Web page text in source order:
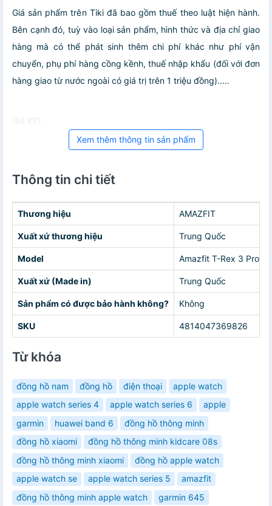
Giá sản phẩm trên Tiki đã bao gồm thuế theo luật hiện hành.
Bên cạnh đó, tuỳ vào loại sản phẩm, hình thức và địa chỉ giao
hàng mà có thể phát sinh thêm chi phí khác như phí vận
chuyển, phụ phí hàng cồng kềnh, thuế nhập khẩu (đối với đơn
hàng giao từ nước ngoài có giá trị trên 1 triệu đồng).....
Giá KEL
Xem thêm thông tin sản phẩm
Thông tin chi tiết
Thương hiệu AMAZFIT
Xuất xứ thương hiệu Trung Quốc
Model Amazfit T-Rex 3 Pro
Xuất xứ (Made in) Trung Quốc
Sản phẩm có được bảo hành không? Không
SKU 4814047369826
Từ khóa
đồng hồ nam đồng hồ điện thoại
apple watch
apple watch series 4
apple watch series 6
apple
garmin
huawei band 6
đồng hồ thông minh
đồng hồ xiaomi
đồng hồ thông minh kidcare 08s
đồng hồ thông minh xiaomi
đồng hồ apple watch
apple watch se
apple watch series 5
amazfit
đồng hồ thông minh apple watch
garmin 645